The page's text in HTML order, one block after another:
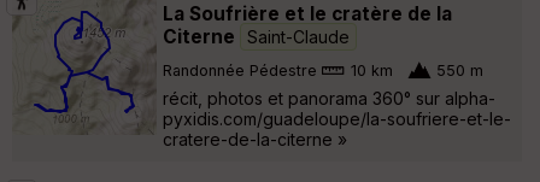
La Soufrière et le cratère de la
Citerne
Saint-Claude
Randonnée Pédestre 10 km 550 m
récit, photos et panorama 360° sur alpha-
pyxidis.com/guadeloupe/la-soufriere-et-le-
cratere-de-la-citerne »